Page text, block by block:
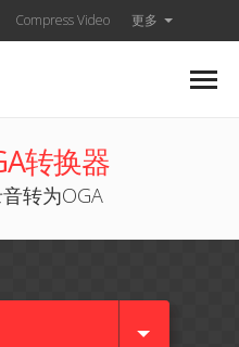
Compress Video 更多
转换器
转为OGA